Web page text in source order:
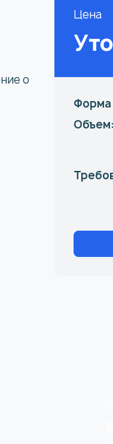
о
Цена
Форма
Объем: